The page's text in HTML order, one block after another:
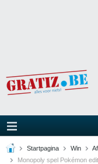
Startpagina Win
Monopoly spel Pokémon